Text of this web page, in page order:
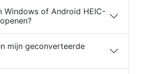
Windows of Android HEIC-
mijn geconverteerde